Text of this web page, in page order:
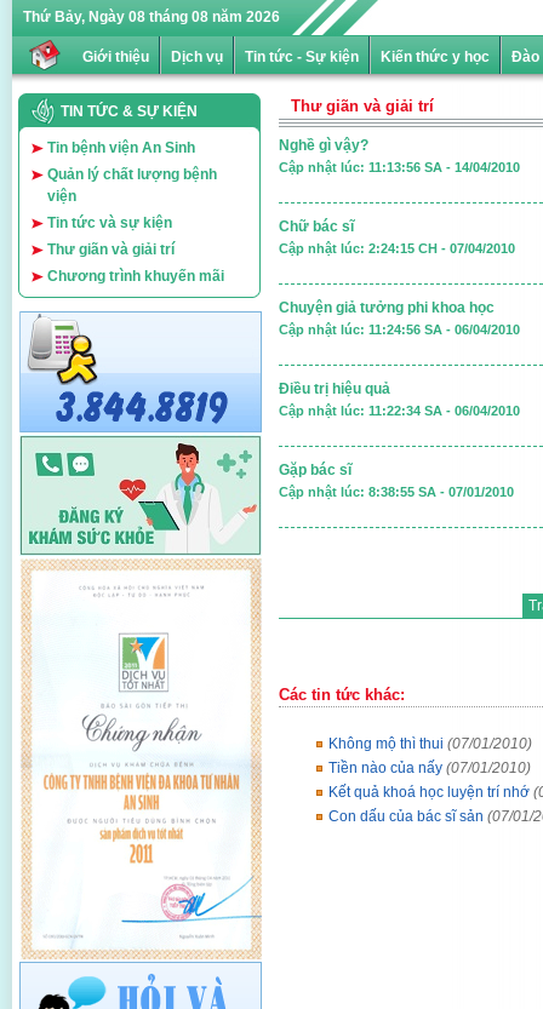
Thứ Bảy, Ngày 08 tháng 08 năm 2026
Giới thiệu Dịch vụ Tin tức - Sự kiện Kiến thức y học Đào
TIN TỨC & SỰ KIỆN
Tin bệnh viện An Sinh
Quản lý chất lượng bệnh
viện
Tin tức và sự kiện
Thư giãn và giải trí
Chương trình khuyến mãi
Thư giãn và giải trí
Nghề gì vậy?
Cập nhật lúc: 11:13:56 SA - 14/04/2010
Chữ bác sĩ
Cập nhật lúc: 2:24:15 CH - 07/04/2010
Chuyện giả tưởng phi khoa học
Cập nhật lúc: 11:24:56 SA - 06/04/2010
Điều trị hiệu quả
Cập nhật lúc: 11:22:34 SA - 06/04/2010
Gặp bác sĩ
Cập nhật lúc: 8:38:55 SA - 07/01/2010
Các tin tức khác:
Không mộ thì thui (07/01/2010)
Tiền nào của nấy (07/01/2010)
Kết quả khoá học luyện trí nhớ
Con dấu của bác sĩ sản (07/01/